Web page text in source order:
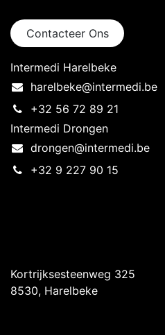
Contacteer Ons
Intermedi Harelbeke
harelbeke@intermedi.be
+32 56 72 89 21
Intermedi Drongen
drongen@intermedi.be
+32 9 227 90 15
Kortrijksesteenweg 325
8530, Harelbeke